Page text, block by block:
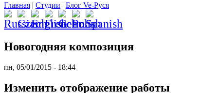
Главная | Студии | Блог Ve-Руся
Новогодняя композиция
пн, 05/01/2015 - 18:44
Изменить отображение работы